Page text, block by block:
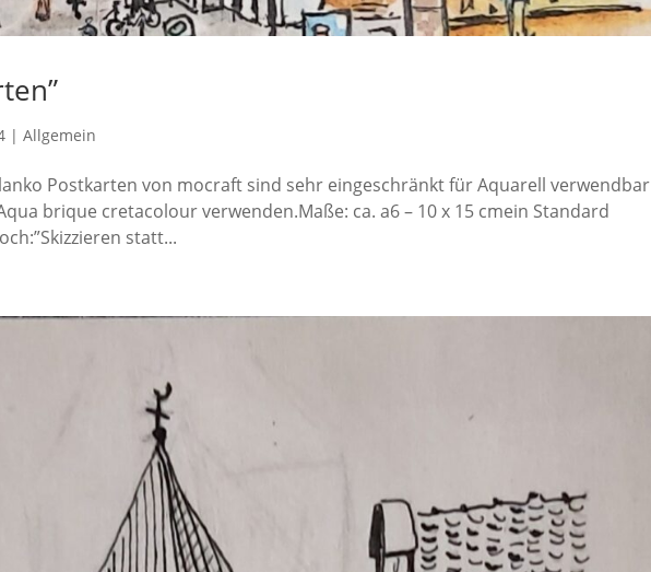
|Allgemein
Postkarten von mocraft sind sehr eingeschränkt für Aquarell verwendbar
brique cretacolour verwenden.Maße: ca. a6 – 10 x 15 cmein Standard
statt...